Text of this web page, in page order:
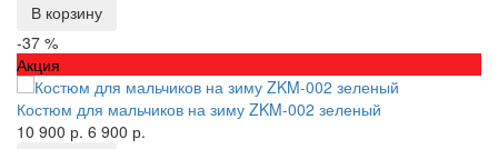
В корзину
-37 %
Акция
Костюм для мальчиков на зиму ZKM-002 зеленый
10 900 р. 6 900 р.